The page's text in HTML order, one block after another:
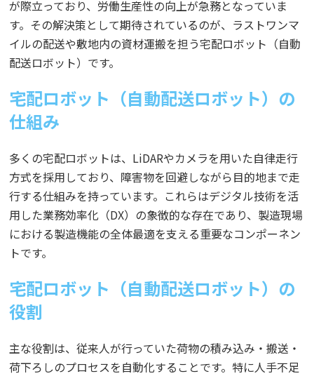
が際立っており、労働生産性の向上が急務となっていま
す。その解決策として期待されているのが、ラストワンマ
イルの配送や敷地内の資材運搬を担う宅配ロボット（自動
配送ロボット）です。
宅配ロボット（自動配送ロボット）の
仕組み
多くの宅配ロボットは、LiDARやカメラを用いた自律走行
方式を採用しており、障害物を回避しながら目的地まで走
行する仕組みを持っています。これらはデジタル技術を活
用した業務効率化（DX）の象徴的な存在であり、製造現場
における製造機能の全体最適を支える重要なコンポーネン
トです。
宅配ロボット（自動配送ロボット）の
役割
主な役割は、従来人が行っていた荷物の積み込み・搬送・
荷下ろしのプロセスを自動化することです。特に人手不足